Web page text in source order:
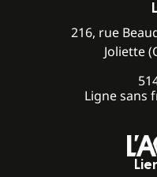
216, rue
Joliette
Ligne sans